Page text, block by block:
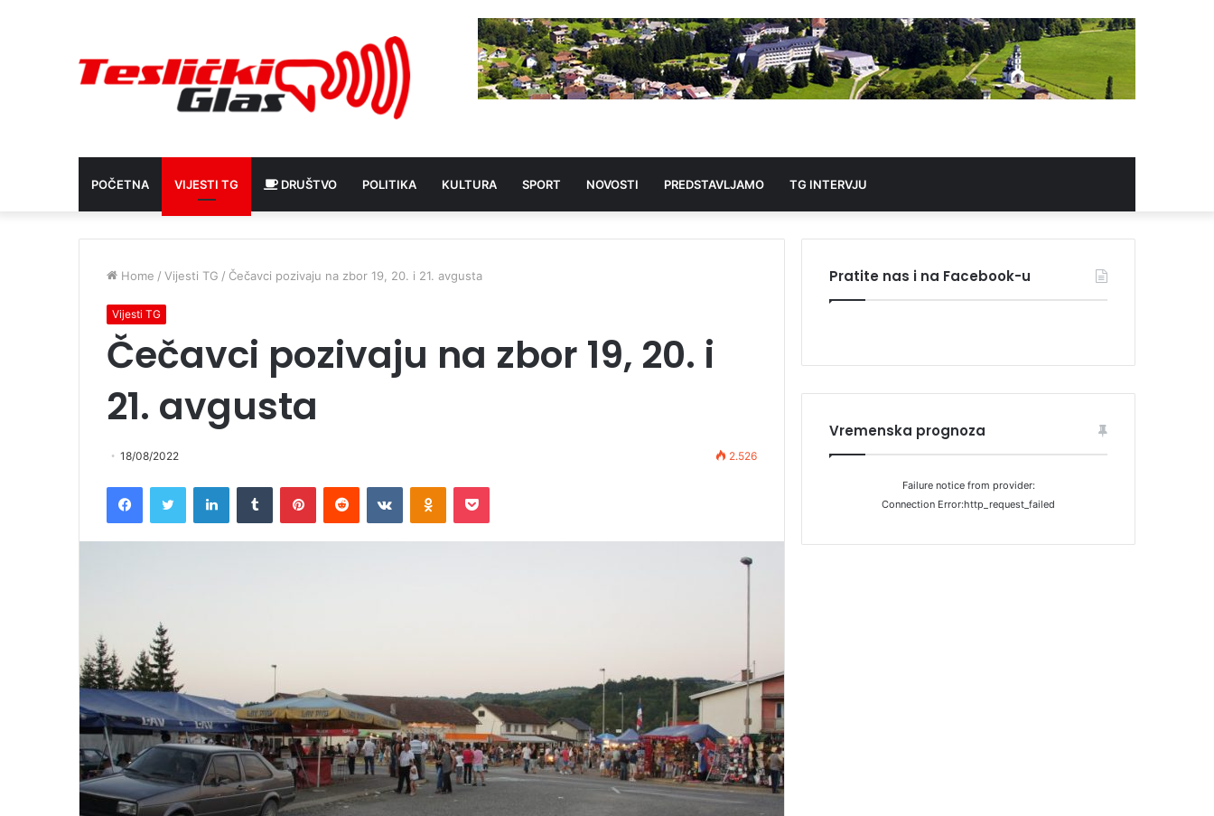
POČETNA VIJESTI TG DRUŠTVO POLITIKA KULTURA SPORT NOVOSTI PREDSTAVLJAMO TG INTERVJU
Home / Vijesti TG / Čečavci pozivaju na zbor 19, 20. i 21. avgusta
Vijesti TG
Čečavci pozivaju na zbor 19, 20. i
21. avgusta
18/08/2022 2.526
FacebookTwitter LinkedInTumblr PinterestReddit VKontakteOdnoklassniki
Pocket
Pratite nas i na Facebook-u
Vremenska prognoza
Failure notice from provider:
Connection Error:http_request_failed